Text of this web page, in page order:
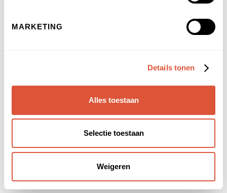
MARKETING
Details tonen
Alles toestaan
Selectie toestaan
Weigeren
Hoe werkt chakra healing?
Hoe draaien chakra's
Chakra hoe oud?
chakra hoe werkt dat?
hoe chakra reinigen?